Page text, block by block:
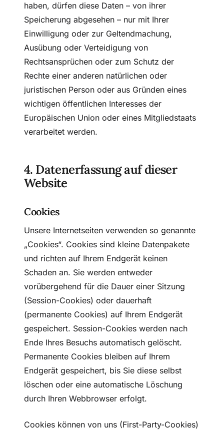
haben, dürfen diese Daten – von ihrer
Speicherung abgesehen – nur mit Ihrer
Einwilligung oder zur Geltendmachung,
Ausübung oder Verteidigung von
Rechtsansprüchen oder zum Schutz der
Rechte einer anderen natürlichen oder
juristischen Person oder aus Gründen eines
wichtigen öffentlichen Interesses der
Europäischen Union oder eines Mitgliedstaats
verarbeitet werden.
4. Datenerfassung auf dieser
Website
Cookies
Unsere Internetseiten verwenden so genannte
„Cookies“. Cookies sind kleine Datenpakete
und richten auf Ihrem Endgerät keinen
Schaden an. Sie werden entweder
vorübergehend für die Dauer einer Sitzung
(Session-Cookies) oder dauerhaft
(permanente Cookies) auf Ihrem Endgerät
gespeichert. Session-Cookies werden nach
Ende Ihres Besuchs automatisch gelöscht.
Permanente Cookies bleiben auf Ihrem
Endgerät gespeichert, bis Sie diese selbst
löschen oder eine automatische Löschung
durch Ihren Webbrowser erfolgt.
Cookies können von uns (First-Party-Cookies)